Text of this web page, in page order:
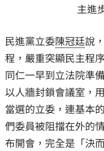
主進
民進黨立委陳冠廷說
程，嚴重突顯民主程
同仁一早到立法院準
以人牆封鎖會議室，
當選的立委，連基本
們委員被阻擋在外的
布開會，完全是「決